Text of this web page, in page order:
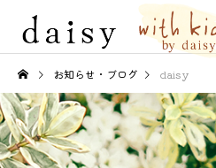
お知らせ・ブログ daisy